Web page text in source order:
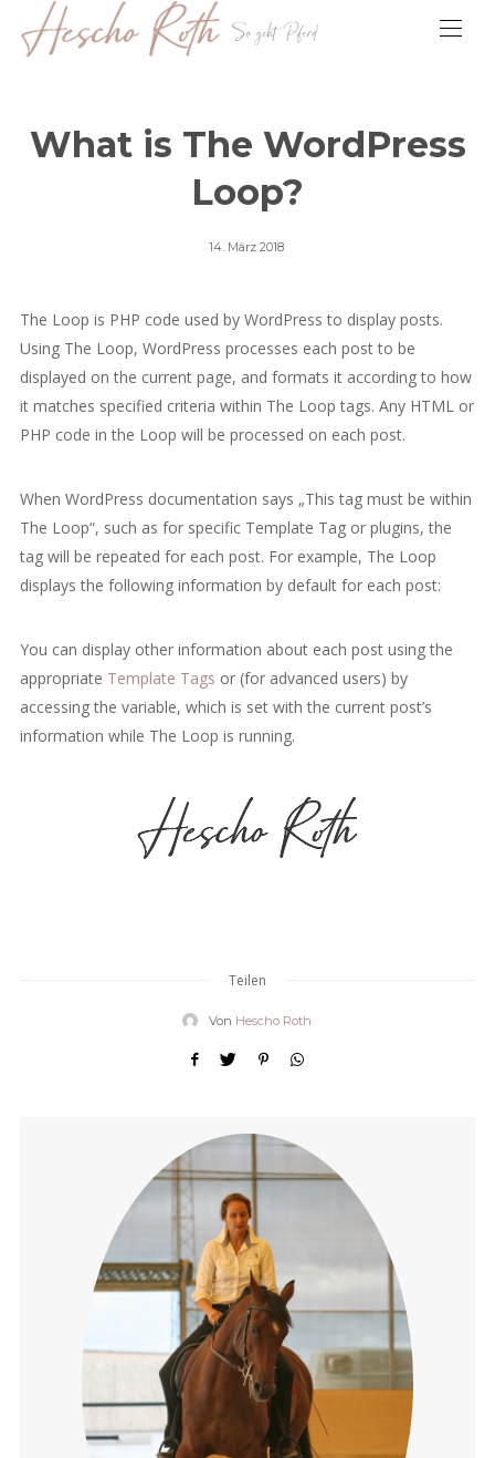
What is The WordPress
Loop?
Posted
14. März 2018
The Loop is PHP code used by WordPress to display posts.
Using The Loop, WordPress processes each post to be
displayed on the current page, and formats it according to how
it matches specified criteria within The Loop tags. Any HTML or
PHP code in the Loop will be processed on each post.
When WordPress documentation says „This tag must be within
The Loop“, such as for specific Template Tag or plugins, the
tag will be repeated for each post. For example, The Loop
displays the following information by default for each post:
You can display other information about each post using the
appropriate Template Tags or (for advanced users) by
accessing the variable, which is set with the current post’s
information while The Loop is running.
Teilen
Von Hescho Roth